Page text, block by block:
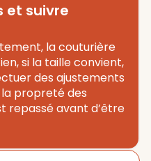
et suivre
la couturière
si la taille convient,
des ajustements
la propreté des
repassé avant d’être